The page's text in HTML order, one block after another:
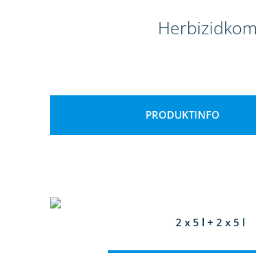
PRODUKTINFO
2 x 5 l + 2 x 5 l